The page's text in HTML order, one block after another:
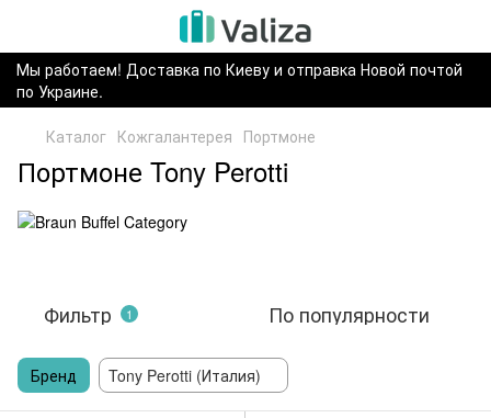
Мы работаем! Доставка по Киеву и отправка Новой почтой
по Украине.
Каталог Кожгалантерея Портмоне
Портмоне Tony Perotti
Фильтр 1 По популярности
Бренд Tony Perotti (Италия)